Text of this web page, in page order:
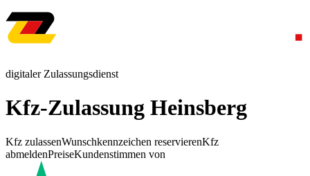
digitaler Zulassungsdienst
Kfz-Zulassung Heinsberg
Kfz zulassenWunschkennzeichen reservierenKfz
abmeldenPreiseKundenstimmen von